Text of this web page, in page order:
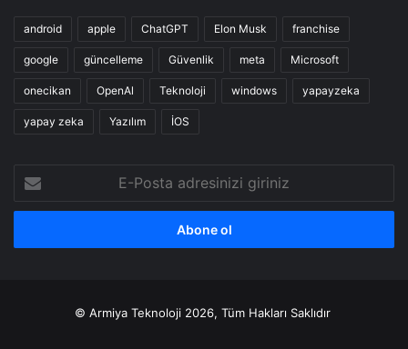
android apple ChatGPT Elon Musk franchise
google güncelleme Güvenlik meta Microsoft
onecikan OpenAl Teknoloji windows yapayzeka
yapay zeka Yazılım İOS
Posta
adresinizi
© Armiya Teknoloji 2026, Tüm Hakları Saklıdır